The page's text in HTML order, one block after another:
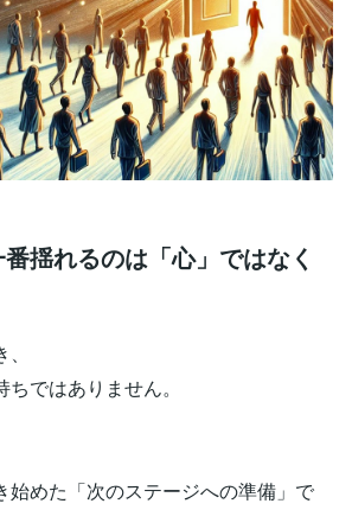
揺れるのは「心」ではなく
ではありません。
始めた「次のステージへの準備」で